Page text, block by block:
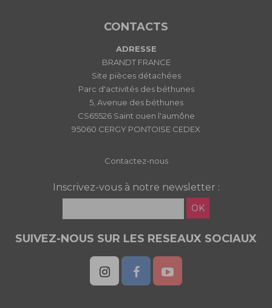
CONTACTS
ADRESSE
BRANDT FRANCE
Site pièces détachées
Parc d'activités des béthunes
5, Avenue des béthunes
CS65526 Saint ouen l'aumône
95060 CERGY PONTOISE CEDEX
Contactez-nous
Inscrivez-vous à notre newsletter :
OK
SUIVEZ-NOUS SUR LES RESEAUX SOCIAUX